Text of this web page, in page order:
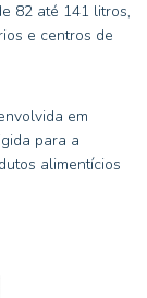
82 até 141 litros,
e centros de
em
para a
alimentícios